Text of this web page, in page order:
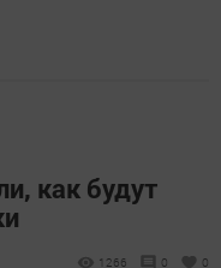
как будут
1266 0 0